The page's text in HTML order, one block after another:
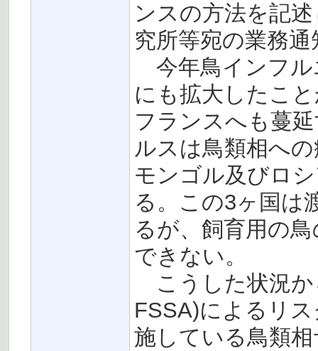
ンスの方法を記
究所等宛の業務
今年鳥インフル
にも拡大したこ
フランスへも蔓
ルスは鳥類相へ
モンゴル及びロ
る。この3ヶ国は
るが、飼育用の
できない。
こうした状況か
FSSA)によるリ
施している鳥類